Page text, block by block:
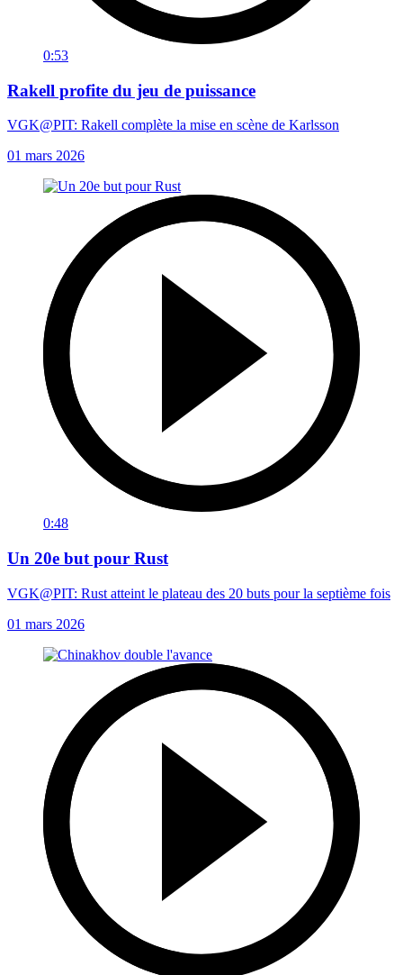
0:53
Rakell profite du jeu de puissance
VGK@PIT: Rakell complète la mise en scène de Karlsson
01 mars 2026
0:48
Un 20e but pour Rust
VGK@PIT: Rust atteint le plateau des 20 buts pour la septième fois
01 mars 2026